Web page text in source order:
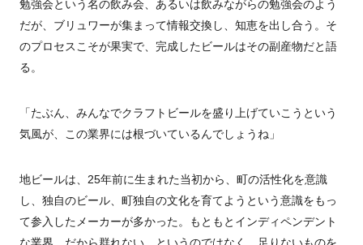
勉強会という名の飲み会、あるいは飲みながらの勉強会のよう
だが、ブリュワーが集まって情報交換し、知恵を出し合う。そ
のプロセスこそが果実で、完成したビールはその副産物だと語
る。
「たぶん、みんなでクラフトビールを盛り上げていこうという
気風が、この業界には根づいているんでしょうね」
地ビールは、 25年前に生まれた当初から、町の活性化を意識
し、独自のビール、町独自の文化を育てようという意識をもっ
て参入したメーカーが多かった。もともとインディペンデント
な業界。だから群れない、というのではなく、足りないものを